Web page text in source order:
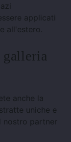
applicati
all'estero.
galleria
anche la
uniche e
nostro partner